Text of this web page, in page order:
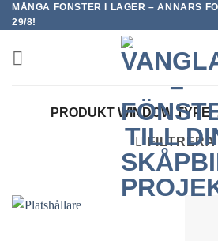
Skip
to
content
MÅNGA FÖNSTER I LAGER – ANNARS
29/8!
PRODUKT WINDOW TYPE
FILTRERA